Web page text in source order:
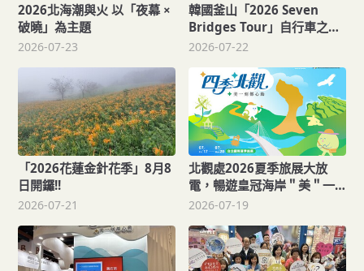
2026北海潮與火 以「夜幕 ×
破曉」為主題
2026-07-23
韓國釜山「2026 Seven
Bridges Tour」自行車之旅
一次騎遍7大跨海設施
2026-07-22
「2026花蓮金針花季」8月8
日開鑼!!
2026-07-21
北觀處2026夏季旅展大放
電，暢遊皇冠海岸＂美＂一
刻都心動
2026-07-19